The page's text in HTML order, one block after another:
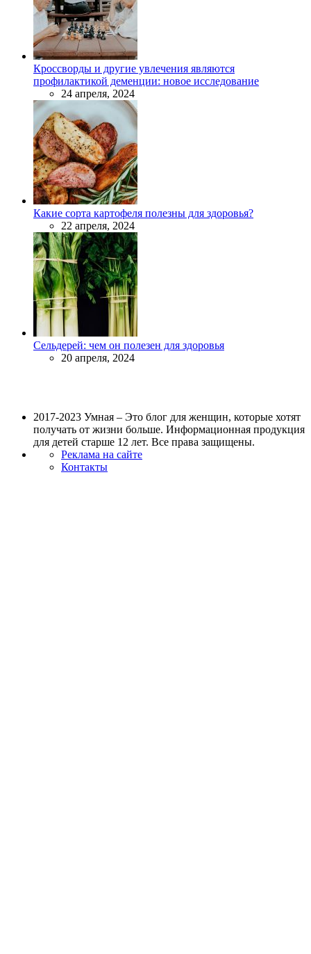
Кроссворды и другие увлечения являются
профилактикой деменции: новое исследование
24 апреля, 2024
Какие сорта картофеля полезны для здоровья?
22 апреля, 2024
Сельдерей: чем он полезен для здоровья
20 апреля, 2024
2017-2023 Умная – Это блог для женщин, которые хотят
получать от жизни больше. Информационная продукция
для детей старше 12 лет. Все права защищены.
Реклама на сайте
Контакты